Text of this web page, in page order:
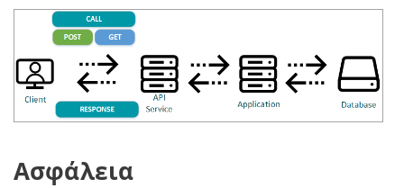
Ασφάλεια